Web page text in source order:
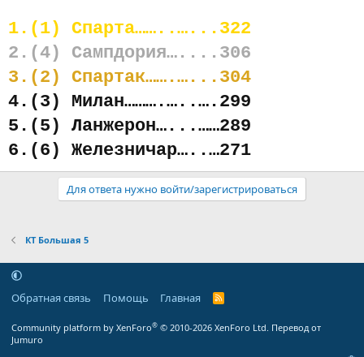
1.(1) Спарта……..…...322
2.(4) Сампдория…....306
3.(2) Спартак…….…...304
4.(3) Милан……….…..….299
5.(5) Ланжерон…...……289
6.(6) Железничар…..…271
Для ответа нужно войти/зарегистрироваться
КТ Большая 5
Обратная связь Помощь Главная
R
Community platform by XenForo® © 2010-2026 XenForo Ltd. Перевод от
Jumuro